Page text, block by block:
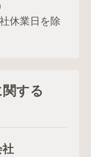
休業日を除
する
社